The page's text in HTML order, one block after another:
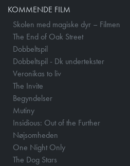
KOMMENDE FILM
Skolen med magiske dyr – Filmen
The End of Oak Street
Dobbeltspil
Dobbeltspil - Dk undertekster
Veronikas to liv
The Invite
Begyndelser
Mutiny
Insidious: Out of the Further
Nøjsomheden
One Night Only
The Dog Stars